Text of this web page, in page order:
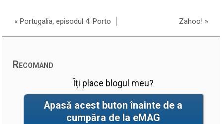
«Portugalia, episodul 4: Porto Zahoo! »
Recomand
Îți place blogul meu?
Apasă acest buton înainte de a
cumpăra de la eMAG